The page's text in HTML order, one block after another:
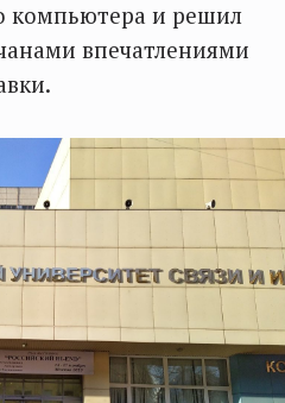
компьютера и решил
впечатлениями